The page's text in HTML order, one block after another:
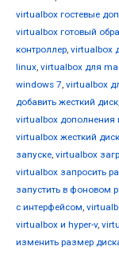
virtualbox гостевые
virtualbox готовый
контроллер, virtualbox
linux, virtualbox для
windows 7, virtualbox
добавить жесткий диск,
virtualbox дополнения
virtualbox жесткий диск
запуске, virtualbox
virtualbox запросить
запустить в фоновом
с интерфейсом,
virtualbox и hyper-v,
изменить размер